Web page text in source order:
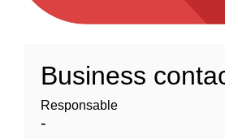
Business
Responsable
-